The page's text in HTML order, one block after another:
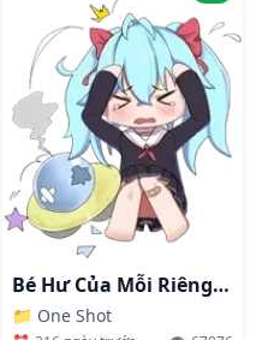
Bé Hư Của Mỗi Riêng Thầy Mà Thôi.
📁 One Shot